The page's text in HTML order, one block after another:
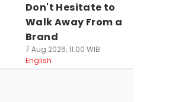
Don't Hesitate to
Walk Away From a
Brand
7 Aug 2026, 11:00 WIB
English